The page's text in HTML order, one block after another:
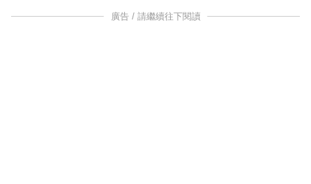
廣告 / 請繼續往下閱讀